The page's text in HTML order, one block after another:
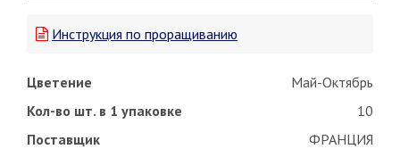
Инструкция по проращиванию
Цветение
Май-Октябрь
Кол-во шт. в 1 упаковке
10
Поставщик
ФРАНЦИЯ